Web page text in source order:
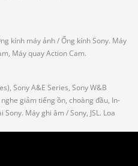
kính máy ảnh / Ống kính Sony. Máy
Máy quay Action Cam.
Sony A&E Series, Sony W&B
giảm tiếng ồn, choàng đầu, In-
Sony. Máy ghi âm / Sony, JSL. Loa